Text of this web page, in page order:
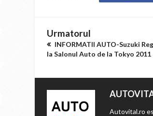
Urmatorul
INFORMATII AUTO-Suzuki
la Salonul Auto de la Tokyo 2011
Autovital.ro